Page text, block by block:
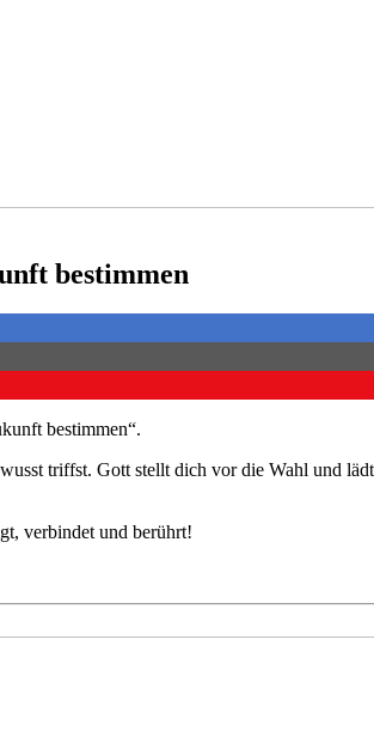
bestimmen
bestimmen“.
triffst. Gott stellt dich vor die Wahl und
verbindet und berührt!